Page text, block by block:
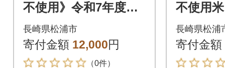
不使用》令和7年度
産 まつらの然 掛け
干し天日乾燥米玄米 3
kg
長崎県松浦市
寄付金額 12,000円
（0件）
不使用
まつら
天日乾
米 各
長崎県松浦
寄付金額